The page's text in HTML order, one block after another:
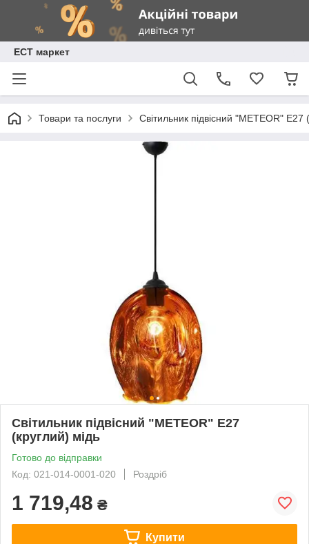
ЕСТ маркет
Товари та послуги Світильник підвісний "METEOR" Е27
Світильник підвісний "METEOR" Е27
(круглий) мідь
Готово до відправки
Код: 021-014-0001-020
Роздріб
1 719,48 ₴
Купити